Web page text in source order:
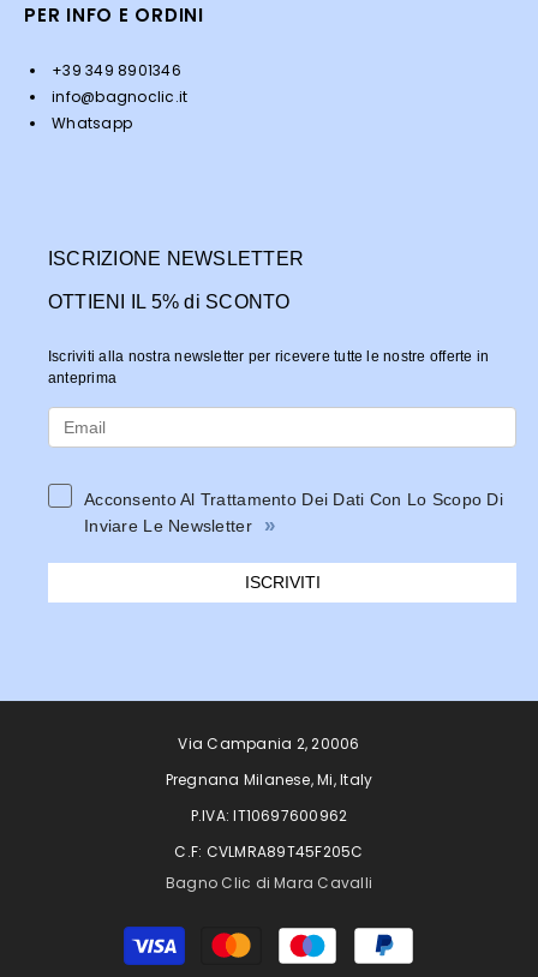
PER INFO E ORDINI
+39 349 8901346
info@bagnoclic.it
Whatsapp
ISCRIZIONE NEWSLETTER
OTTIENI IL 5% di SCONTO
Iscriviti alla nostra newsletter per ricevere tutte le nostre offerte in
anteprima
Acconsento Al Trattamento Dei Dati Con Lo Scopo Di
Inviare Le Newsletter
»
ISCRIVITI
Via Campania 2, 20006
Pregnana Milanese, Mi, Italy
P.IVA: IT10697600962
C.F: CVLMRA89T45F205C
Bagno Clic di Mara Cavalli
Metodi
di